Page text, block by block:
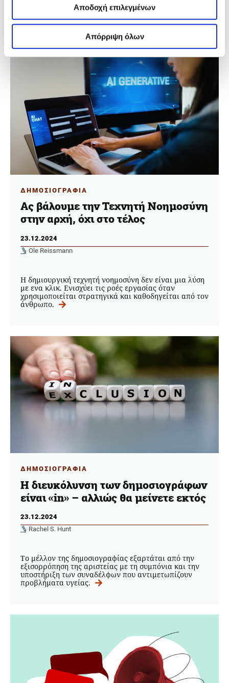
Αποδοχή επιλεγμένων
Απόρριψη όλων
τηλεφώνων και την τεχνητή νοημοσύνη, που θα
αναμορφώσουν τη δημιουργία περιεχομένου και τη
διαδικασία παραγωγής του.
ΔΗΜΟΣΙΟΓΡΑΦΙΑ
Ας βάλουμε την Τεχνητή Νοημοσύνη
στην αρχή, όχι στο τέλος
23.12.2024
Ole Reissmann
Η δημιουργική τεχνητή νοημοσύνη δεν είναι μια λύση
με ενα κλικ. Ενισχύει τις ροές εργασίας όταν
χρησιμοποιείται στρατηγικά και καθοδηγείται από τον
άνθρωπο.
ΔΗΜΟΣΙΟΓΡΑΦΙΑ
Η διευκόλυνση των δημοσιογράφων
είναι «in» – αλλιώς θα μείνετε εκτός
23.12.2024
Rachel S. Hunt
Το μέλλον της δημοσιογραφίας εξαρτάται από την
εξισορρόπηση της αριστείας με τη συμπόνια και την
υποστήριξη των συναδέλφων που αντιμετωπίζουν
προβλήματα υγείας.